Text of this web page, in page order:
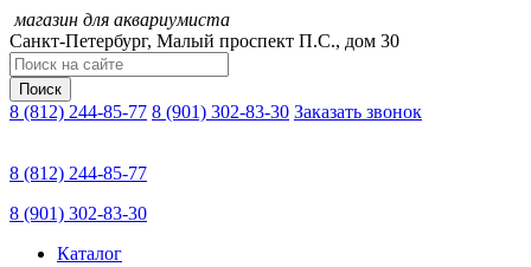
магазин для аквариумиста
Санкт-Петербург, Малый проспект П.C., дом 30
Поиск
8 (812) 244-85-77 8 (901) 302-83-30 Заказать звонок
8 (812) 244-85-77
8 (901) 302-83-30
Каталог